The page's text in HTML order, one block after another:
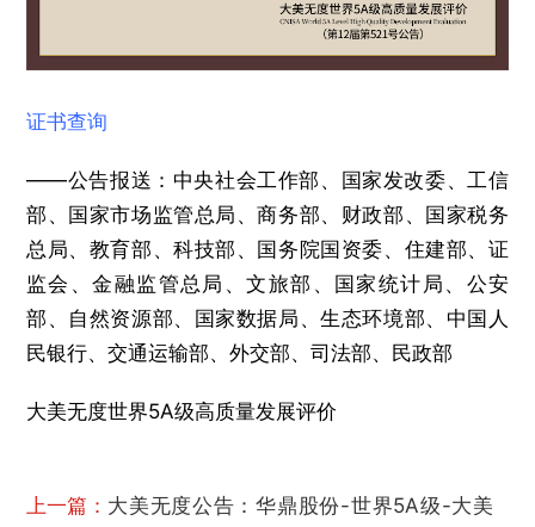
证书查询
——公告报送：中央社会工作部、国家发改委、工信
部、国家市场监管总局、商务部、财政部、国家税务
总局、教育部、科技部、国务院国资委、住建部、证
监会、金融监管总局、文旅部、国家统计局、公安
部、自然资源部、国家数据局、生态环境部、中国人
民银行、交通运输部、外交部、司法部、民政部
大美无度世界5A级高质量发展评价
上一篇： 大美无度公告：华鼎股份-世界5A级-大美